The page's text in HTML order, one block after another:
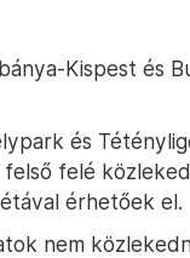
Kispest és
és
felé
érhetőek el.
nem